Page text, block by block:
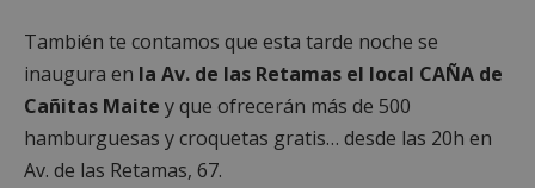
También te contamos que esta tarde noche se
inaugura en la Av. de las Retamas el local CAÑA de
Cañitas Maite y que ofrecerán más de 500
hamburguesas y croquetas gratis… desde las 20h en
Av. de las Retamas, 67.